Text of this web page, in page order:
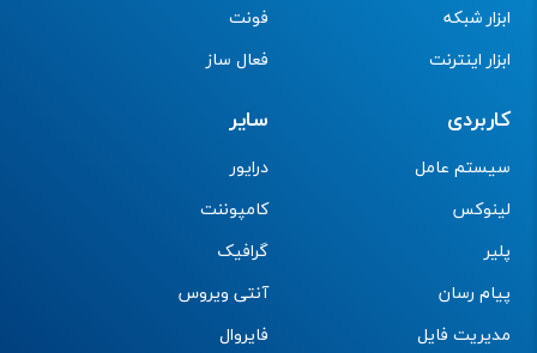
ابزار شبکه
ابزار اینترنت
فونت
فعال ساز
کاربردی
سیستم عامل
لینوکس
پلیر
پیام رسان
مدیریت فایل
سایر
درایور
کامپوننت
گرافیک
آنتی ویروس
فایروال